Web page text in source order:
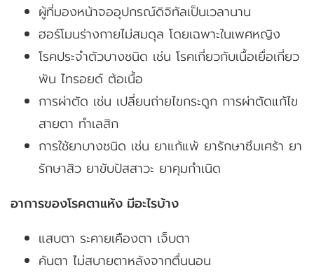
ผู้ที่มองหน้าจออุปกรณ์ดิจิทัลเป็นเวลานาน
ฮอร์โมนร่างกายไม่สมดุล โดยเฉพาะในเพศหญิง
โรคประจำตัวบางชนิด เช่น โรคเกี่ยวกับเนื้อเยื่อเกี่ยว
พัน ไทรอยด์ ต้อเนื้อ
การผ่าตัด เช่น เปลี่ยนถ่ายไขกระดูก การผ่าตัดแก้ไข
สายตา ทำเลสิก
การใช้ยาบางชนิด เช่น ยาแก้แพ้ ยารักษาซึมเศร้า ยา
รักษาสิว ยาขับปัสสาวะ ยาคุมกำเนิด
อาการของโรคตาแห้ง มีอะไรบ้าง
แสบตา ระคายเคืองตา เจ็บตา
คันตา ไม่สบายตาหลังจากตื่นนอน